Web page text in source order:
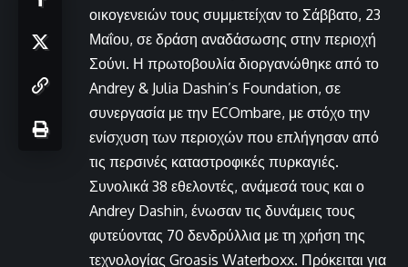
οικογενειών τους συμμετείχαν το Σάββατο, 23
Μαΐου, σε δράση αναδάσωσης στην περιοχή
Σούνι. Η πρωτοβουλία διοργανώθηκε από το
Andrey & Julia Dashin’s Foundation, σε
συνεργασία με την ECOmbare, με στόχο την
ενίσχυση των περιοχών που επλήγησαν από
τις περσινές καταστροφικές πυρκαγιές.
Συνολικά 38 εθελοντές, ανάμεσά τους και ο
Andrey Dashin, ένωσαν τις δυνάμεις τους
φυτεύοντας 70 δενδρύλλια με τη χρήση της
τεχνολογίας Groasis Waterboxx. Πρόκειται για